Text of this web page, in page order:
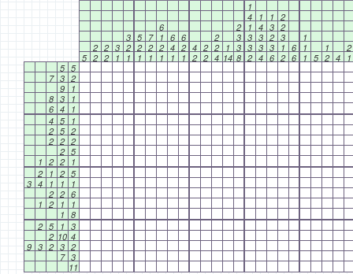
1
4
1 1 2
6
2 1 4 3 2
3 5 7 1 6 6 2 3 3 3 2 3
1
2 2 3 2 2 2 2 4 2 4 2 2 1 3 3 3 3 1 6 1 1
2
5 2 2 1 1 1 1 1 1 1 2 2 4 14 8 2 4 6 2 6 1 5 2 4
1
5 5
7 3 2
9
1
8 3
1
6 4
1
4 5
1
2 5 2
2 2 2
2 5
1 2 2
1
2
1 2 5
3 4 1 1
1
2 2 6
1 2 1
1
1 8
2 5 1 3
2 10 4
9 3 2 3 2
7 3
11